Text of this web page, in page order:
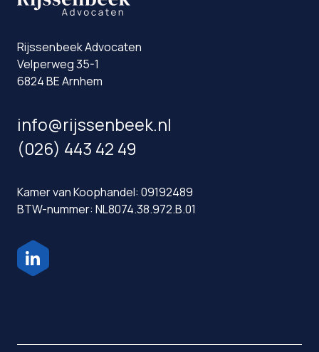
Rijssenbeek Advocaten
Velperweg 35-1
6824 BE Arnhem
info@rijssenbeek.nl
(026) 443 42 49
Kamer van Koophandel: 09192489
BTW-nummer: NL8074.38.972.B.01